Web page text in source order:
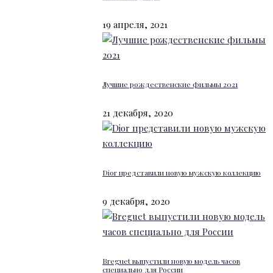
19 апреля, 2021
Лучшие рождественские фильмы 2021
21 декабря, 2020
Dior представили новую мужскую коллекцию
9 декабря, 2020
Breguet выпустили новую модель часов
специально для России